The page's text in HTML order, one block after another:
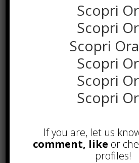
Scopri
Scopri
Scopri Ora
Scopri
Scopri
Scopri
If you are, let us
comment, like or
profiles!